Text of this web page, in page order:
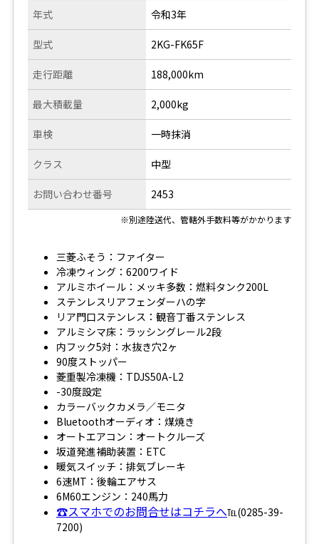
年式
型式
走行距離
令和3年
2KG-FK65F
188,000km
最大積載量
車検
クラス
お問い合わせ番号
2,000kg
一時抹消
中型
2453
※別途陸送代、管轄外手数料等がかかります
三菱ふそう：ファイター
冷凍ウィング：6200ワイド
アルミホイール：メッキ多数：燃料タンク200L
ステンレスリアフェンダーハの字
リア門口ステンレス：観音丁番ステンレス
アルミシマ床：ラッシングレール2段
内フック5対：水抜き穴2ヶ
90度ストッパー
菱重製冷凍機：TDJS50A-L2
-30度設定
カラーバックカメラ／モニタ
Bluetoothオーディオ：煤焼き
オートエアコン：オートクルーズ
坂道発進補助装置：ETC
暖気スイッチ：排気ブレーキ
6速MT：後輪エアサス
6M60エンジン：240馬力
☎スマホでのお問合せはコチラへ℡(0285-39-
7200)